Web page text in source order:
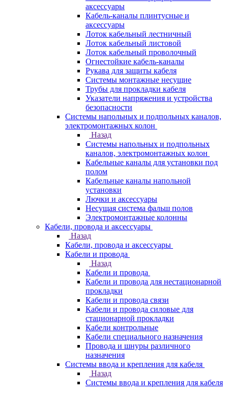
аксессуары
Кабель-каналы плинтусные и
аксессуары
Лоток кабельный лестничный
Лоток кабельный листовой
Лоток кабельный проволочный
Огнестойкие кабель-каналы
Рукава для защиты кабеля
Системы монтажные несущие
Трубы для прокладки кабеля
Указатели напряжения и устройства
безопасности
Системы напольных и подпольных каналов,
электромонтажных колон
Назад
Системы напольных и подпольных
каналов, электромонтажных колон
Кабельные каналы для установки под
полом
Кабельные каналы напольной
установки
Лючки и аксессуары
Несущая система фальш полов
Электромонтажные колонны
Кабели, провода и аксессуары
Назад
Кабели, провода и аксессуары
Кабели и провода
Назад
Кабели и провода
Кабели и провода для нестационарной
прокладки
Кабели и провода связи
Кабели и провода силовые для
стационарной прокладки
Кабели контрольные
Кабели специального назначения
Провода и шнуры различного
назначения
Системы ввода и крепления для кабеля
Назад
Системы ввода и крепления для кабеля